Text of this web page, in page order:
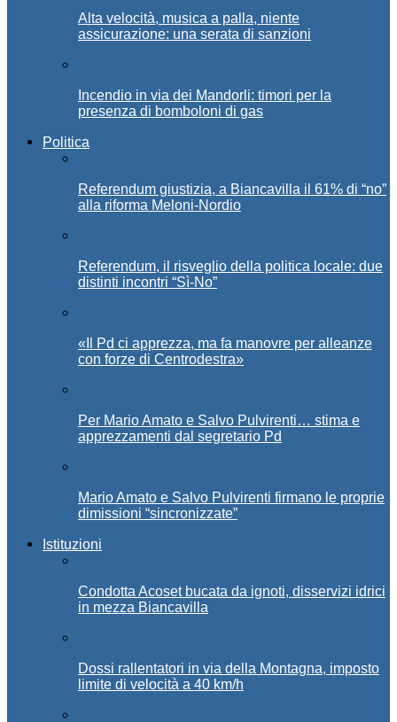
Alta velocità, musica a palla, niente
assicurazione: una serata di sanzioni
Incendio in via dei Mandorli: timori per la
presenza di bomboloni di gas
Politica
Referendum giustizia, a Biancavilla il 61% di “no”
alla riforma Meloni-Nordio
Referendum, il risveglio della politica locale: due
distinti incontri “Sì-No”
«Il Pd ci apprezza, ma fa manovre per alleanze
con forze di Centrodestra»
Per Mario Amato e Salvo Pulvirenti… stima e
apprezzamenti dal segretario Pd
Mario Amato e Salvo Pulvirenti firmano le proprie
dimissioni “sincronizzate”
Istituzioni
Condotta Acoset bucata da ignoti, disservizi idrici
in mezza Biancavilla
Dossi rallentatori in via della Montagna, imposto
limite di velocità a 40 km/h